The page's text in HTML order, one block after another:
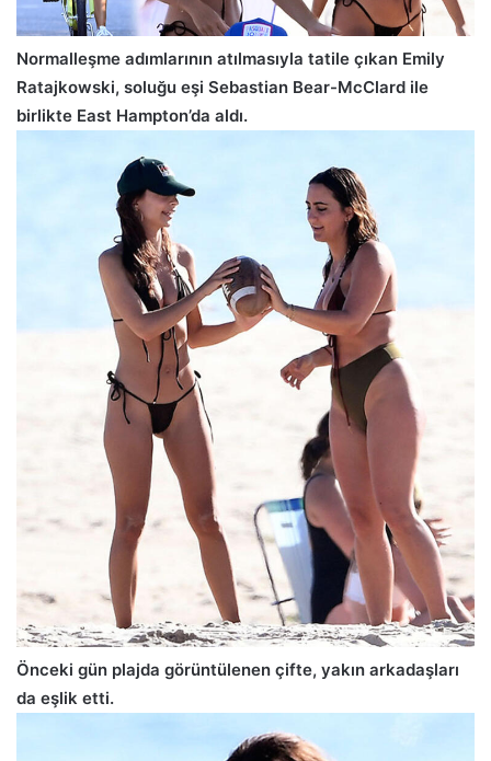
Normalleşme adımlarının atılmasıyla tatile çıkan Emily
Ratajkowski, soluğu eşi Sebastian Bear-McClard ile
birlikte East Hampton’da aldı.
Önceki gün plajda görüntülenen çifte, yakın arkadaşları
da eşlik etti.